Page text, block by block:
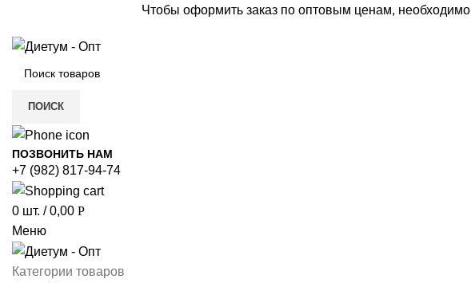
Чтобы оформить заказ по оптовым ценам, необходимо
ПОИСК
ПОЗВОНИТЬ НАМ
+7 (982) 817-94-74
0 шт. / 0,00 Р
Меню
Категории товаров